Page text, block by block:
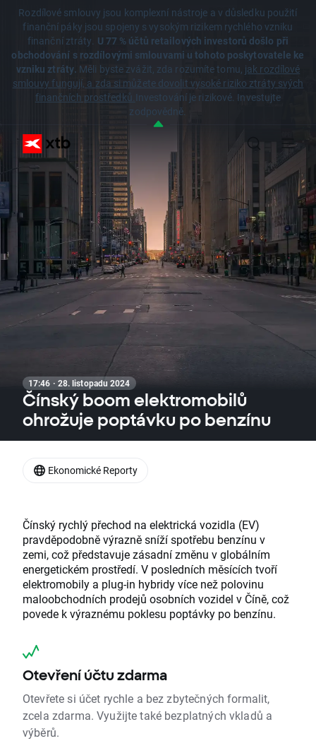
Rozdílové smlouvy jsou komplexní nástroje a v důsledku použití
finanční páky jsou spojeny s vysokým rizikem rychlého vzniku
finanční ztráty. U 77 % účtů retailových investorů došlo při
obchodování s rozdílovými smlouvami u tohoto poskytovatele ke
vzniku ztráty. Měli byste zvážit, zda rozumíte tomu, jak rozdílové
smlouvy fungují, a zda si můžete dovolit vysoké riziko ztráty svých
finančních prostředků.Investování je rizikové. Investujte
zodpovědně.
17:46 · 28. listopadu 2024
Čínský boom elektromobilů
ohrožuje poptávku po benzínu
Čínský rychlý přechod na elektrická vozidla (EV)
pravděpodobně výrazně sníží spotřebu benzínu v
zemi, což představuje zásadní změnu v globálním
energetickém prostředí. V posledních měsících tvoří
elektromobily a plug-in hybridy více než polovinu
maloobchodních prodejů osobních vozidel v Číně, což
povede k výraznému poklesu poptávky po benzínu.
Otevření účtu zdarma
Otevřete si účet rychle a bez zbytečných formalit,
zcela zdarma. Využijte také bezplatných vkladů a
výběrů.
Ekonomické Reporty